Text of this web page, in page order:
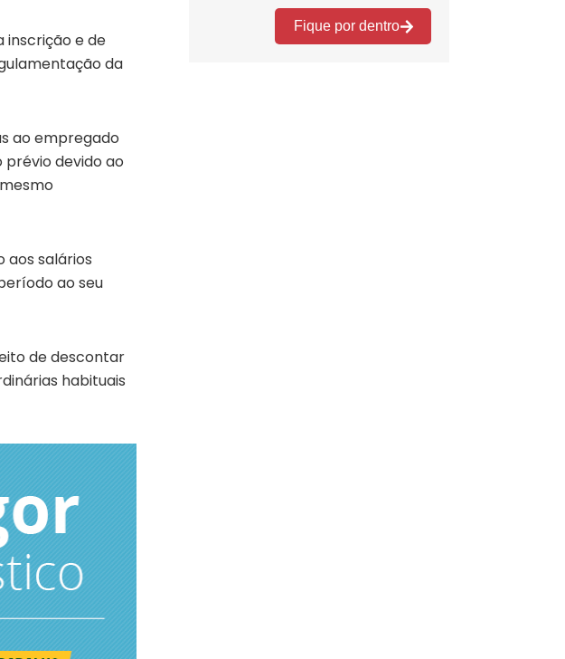
e de
da
ao empregado
devido ao
salários
ao seu
de descontar
habituais